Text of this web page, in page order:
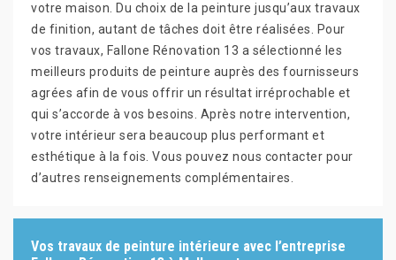
votre maison. Du choix de la peinture jusqu’aux travaux
de finition, autant de tâches doit être réalisées. Pour
vos travaux, Fallone Rénovation 13 a sélectionné les
meilleurs produits de peinture auprès des fournisseurs
agrées afin de vous offrir un résultat irréprochable et
qui s’accorde à vos besoins. Après notre intervention,
votre intérieur sera beaucoup plus performant et
esthétique à la fois. Vous pouvez nous contacter pour
d’autres renseignements complémentaires.
Vos travaux de peinture intérieure avec l’entreprise